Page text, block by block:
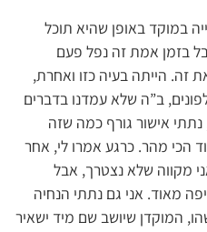
במוקד באופן שהיא תוכל
בזמן אמת זה נפל פעם
זה. הייתה בעיה כזו ואחרת,
ב”ה שלא עמדנו בדברים
אישור גורף כמה שזה
הכי מהר. כרגע אמרו לי, אחר
מקווה שלא נצטרך, אבל
מאוד. אני גם נתתי הנחיה
המוקדן שיושב שם מיד ישאיר